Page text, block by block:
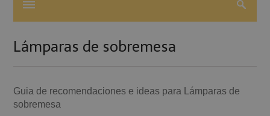
Lámparas de sobremesa
Guia de recomendaciones e ideas para Lámparas de
sobremesa